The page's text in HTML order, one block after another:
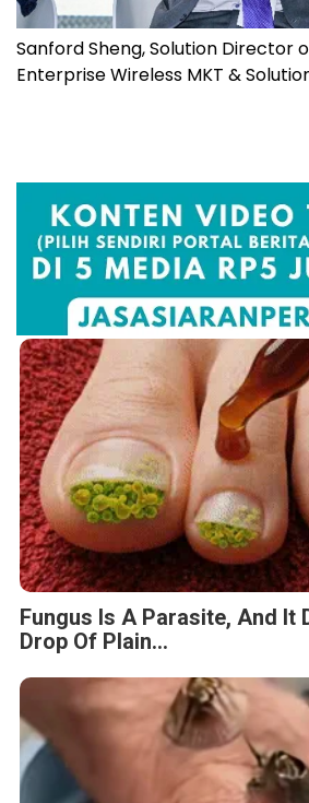
Sanford Sheng, Solution Director
Enterprise Wireless MKT &
Fungus Is A Parasite, And It
Drop Of Plain...